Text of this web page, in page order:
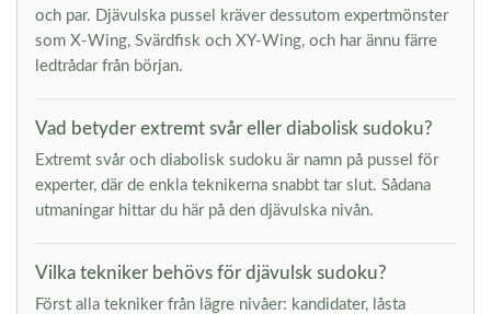
och par. Djävulska pussel kräver dessutom expertmönster
som X-Wing, Svärdfisk och XY-Wing, och har ännu färre
ledtrådar från början.
Vad betyder extremt svår eller diabolisk sudoku?
Extremt svår och diabolisk sudoku är namn på pussel för
experter, där de enkla teknikerna snabbt tar slut. Sådana
utmaningar hittar du här på den djävulska nivån.
Vilka tekniker behövs för djävulsk sudoku?
Först alla tekniker från lägre nivåer: kandidater, låsta